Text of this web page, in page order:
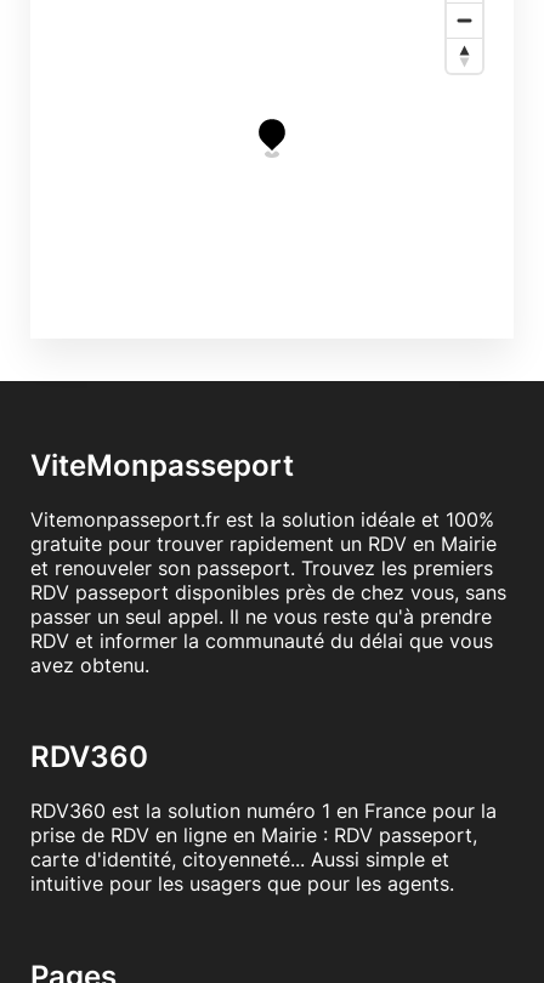
ViteMonpasseport
Vitemonpasseport.fr est la solution idéale et 100%
gratuite pour trouver rapidement un RDV en Mairie
et renouveler son passeport. Trouvez les premiers
RDV passeport disponibles près de chez vous, sans
passer un seul appel. Il ne vous reste qu'à prendre
RDV et informer la communauté du délai que vous
avez obtenu.
RDV360
RDV360 est la solution numéro 1 en France pour la
prise de RDV en ligne en Mairie : RDV passeport,
carte d'identité, citoyenneté... Aussi simple et
intuitive pour les usagers que pour les agents.